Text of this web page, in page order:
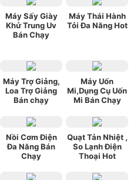
Máy Sấy Giày
Khử Trung Uv
Bán Chạy
Máy Thái Hành
Tỏi Đa Năng Hot
Máy Trợ Giảng,
Loa Trợ Giảng
Bán chạy
Máy Uốn
Mi,Dụng Cụ Uốn
Mi Bán Chạy
Nồi Cơm Điện
Đa Năng Bán
Chạy
Quạt Tản Nhiệt ,
So Lạnh Điện
Thoại Hot